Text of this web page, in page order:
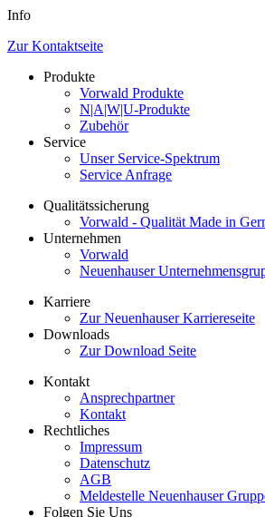
Info
Zur Kontaktseite
Produkte
Vorwald Produkte
N|A|W|U-Produkte
Zubehör
Service
Unser Service-Spektrum
Service Anfrage
Qualitätssicherung
Vorwald - Qualität Made in
Unternehmen
Vorwald
Neuenhauser
Karriere
Zur Neuenhauser Karriereseite
Downloads
Zur Download Seite
Kontakt
Ansprechpartner
Kontakt
Rechtliches
Impressum
Datenschutz
AGB
Meldestelle Neuenhauser
Folgen Sie Uns